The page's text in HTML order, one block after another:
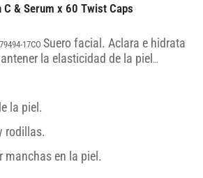
C & Serum x 60 Twist Caps
17CO Suero facial. Aclara e hidrata
la elasticidad de la piel
la piel.
rodillas.
manchas en la piel.